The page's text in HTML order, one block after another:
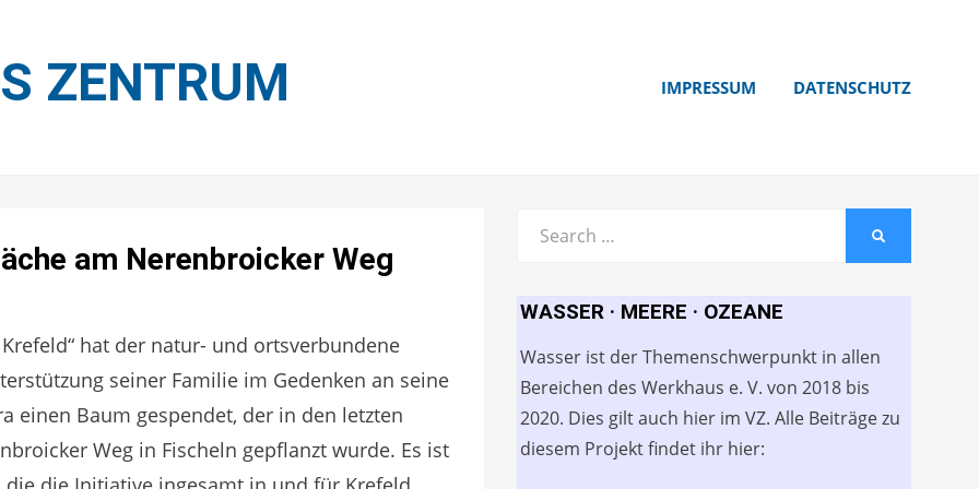
ZENTRUM IMPRESSUM DATENSCHUTZ
am Nerenbroicker Weg
hat der natur- und ortsverbundene
seiner Familie im Gedenken an seine
einen Baum gespendet, der in den letzten
Weg in Fischeln gepflanzt wurde. Es ist
WASSER · MEERE · OZEANE
Wasser ist der Themenschwerpunkt in allen
Bereichen des Werkhaus e. V. von 2018 bis
2020. Dies gilt auch hier im VZ. Alle Beiträge zu
diesem Projekt findet ihr hier: